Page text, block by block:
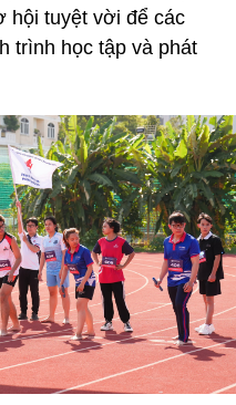
hội tuyệt vời để các
trình học tập và phát